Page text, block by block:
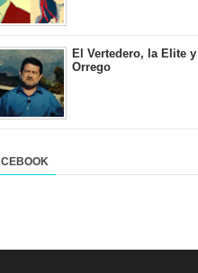
El Vertedero, la Elite
Orrego